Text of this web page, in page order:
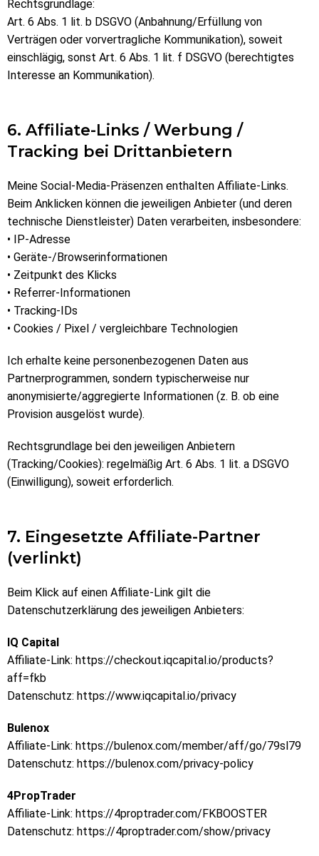
Rechtsgrundlage:
Art. 6 Abs. 1 lit. b DSGVO (Anbahnung/Erfüllung von
Verträgen oder vorvertragliche Kommunikation), soweit
einschlägig, sonst Art. 6 Abs. 1 lit. f DSGVO (berechtigtes
Interesse an Kommunikation).
6. Affiliate-Links / Werbung /
Tracking bei Drittanbietern
Meine Social-Media-Präsenzen enthalten Affiliate-Links.
Beim Anklicken können die jeweiligen Anbieter (und deren
technische Dienstleister) Daten verarbeiten, insbesondere:
• IP-Adresse
• Geräte-/Browserinformationen
• Zeitpunkt des Klicks
• Referrer-Informationen
• Tracking-IDs
• Cookies / Pixel / vergleichbare Technologien
Ich erhalte keine personenbezogenen Daten aus
Partnerprogrammen, sondern typischerweise nur
anonymisierte/aggregierte Informationen (z. B. ob eine
Provision ausgelöst wurde).
Rechtsgrundlage bei den jeweiligen Anbietern
(Tracking/Cookies): regelmäßig Art. 6 Abs. 1 lit. a DSGVO
(Einwilligung), soweit erforderlich.
7. Eingesetzte Affiliate-Partner
(verlinkt)
Beim Klick auf einen Affiliate-Link gilt die
Datenschutzerklärung des jeweiligen Anbieters:
IQ Capital
Affiliate-Link: https://checkout.iqcapital.io/products?
aff=fkb
Datenschutz: https://www.iqcapital.io/privacy
Bulenox
Affiliate-Link: https://bulenox.com/member/aff/go/79sl79
Datenschutz: https://bulenox.com/privacy-policy
4PropTrader
Affiliate-Link: https://4proptrader.com/FKBOOSTER
Datenschutz: https://4proptrader.com/show/privacy